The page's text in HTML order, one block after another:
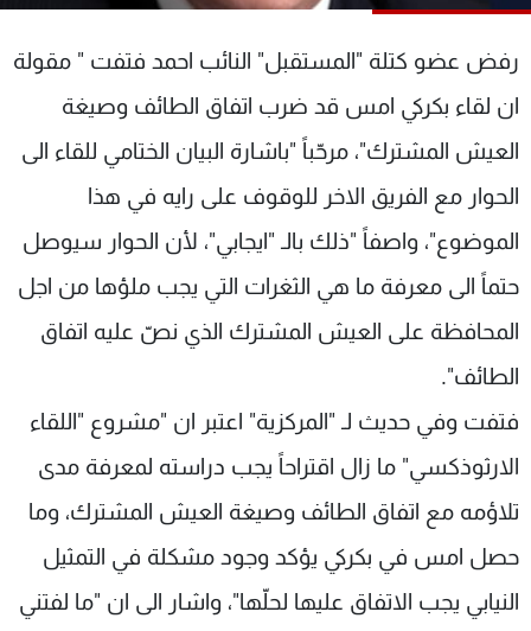
رفض عضو كتلة "المستقبل" النائب احمد فتفت " مقولة
ان لقاء بكركي امس قد ضرب اتفاق الطائف وصيغة
العيش المشترك"، مرحّباً "باشارة البيان الختامي للقاء الى
الحوار مع الفريق الاخر للوقوف على رايه في هذا
الموضوع"، واصفاً "ذلك بالـ "ايجابي"، لأن الحوار سيوصل
حتماً الى معرفة ما هي الثغرات التي يجب ملؤها من اجل
المحافظة على العيش المشترك الذي نصّ عليه اتفاق
الطائف".
فتفت وفي حديث لـ "المركزية" اعتبر ان "مشروع "اللقاء
الارثوذكسي" ما زال اقتراحاً يجب دراسته لمعرفة مدى
تلاؤمه مع اتفاق الطائف وصيغة العيش المشترك، وما
حصل امس في بكركي يؤكد وجود مشكلة في التمثيل
النيابي يجب الاتفاق عليها لحلّها"، واشار الى ان "ما لفتني
الترددات
الإنـتـاج
لاعلاناتكم
تواصل معنا
شروط الإسـتخدام
سياسة الخصوصية